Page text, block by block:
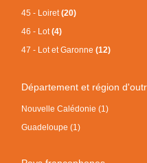
45 - Loiret(20)
46 - Lot(4)
47 - Lot et Garonne(12)
Département et région
Nouvelle Calédonie (1)
Guadeloupe (1)